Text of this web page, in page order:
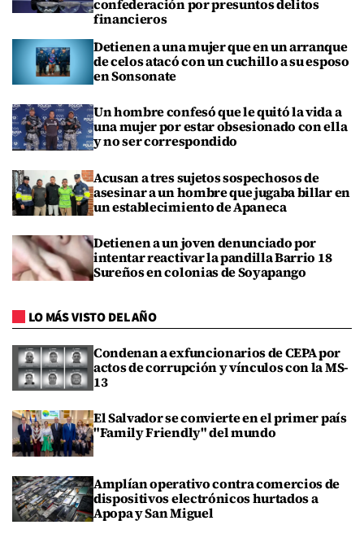
confederación por presuntos delitos
financieros
Detienen a una mujer que en un arranque
de celos atacó con un cuchillo a su esposo
en Sonsonate
Un hombre confesó que le quitó la vida a
una mujer por estar obsesionado con ella
y no ser correspondido
Acusan a tres sujetos sospechosos de
asesinar a un hombre que jugaba billar en
un establecimiento de Apaneca
Detienen a un joven denunciado por
intentar reactivar la pandilla Barrio 18
Sureños en colonias de Soyapango
LO MÁS VISTO DEL AÑO
Condenan a exfuncionarios de CEPA por
actos de corrupción y vínculos con la MS-
13
El Salvador se convierte en el primer país
"Family Friendly" del mundo
Amplían operativo contra comercios de
dispositivos electrónicos hurtados a
Apopa y San Miguel